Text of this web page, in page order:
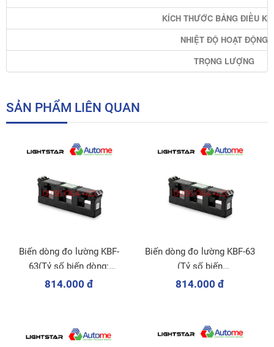
KÍCH THƯỚC BẢNG ĐIỀU
NHIỆT ĐỘ HOẠT ĐỘNG
TRỌNG LƯỢNG
SẢN PHẨM LIÊN QUAN
Biến dòng đo lường KBF-
63(Tỷ số biến dòng:
300/5A)
814.000 đ
Biến dòng đo lường KBF-63
(Tỷ số biến
dòng:400/5A;450/5A;500/
814.000 đ